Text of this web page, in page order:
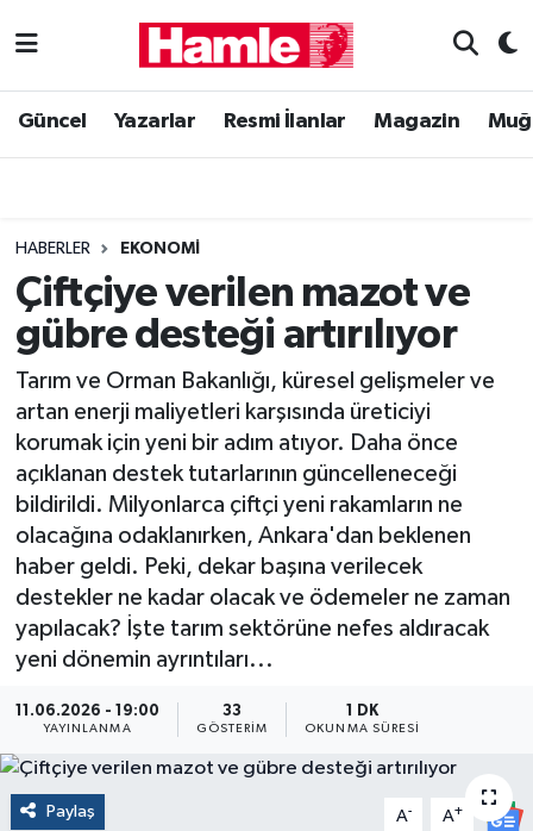
Güncel Yazarlar Resmi İlanlar Magazin
HABERLER EKONOMI
Çiftçiye verilen mazot ve
gübre desteği artırılıyor
Tarım ve Orman Bakanlığı, küresel gelişmeler ve
artan enerji maliyetleri karşısında üreticiyi
korumak için yeni bir adım atıyor. Daha önce
açıklanan destek tutarlarının güncelleneceği
bildirildi. Milyonlarca çiftçi yeni rakamların ne
olacağına odaklanırken, Ankara'dan beklenen
haber geldi. Peki, dekar başına verilecek
destekler ne kadar olacak ve ödemeler ne zaman
yapılacak? İşte tarım sektörüne nefes aldıracak
yeni dönemin ayrıntıları...
11.06.2026 - 19:00
YAYINLANMA
33
GÖSTERIM
1 DK
OKUNMA SÜRESI
Paylaş A- A+
Güncel
Magazin
Muğla Haber
Siyaset
Muğla Nöbetçi Eczaneler
Muğla Trafik Yoğunluk Haritası
Süper Lig Puan Durumu ve Fikstür
Tüm Manşetler
Son Dakika Haberleri
Haber Arşivi